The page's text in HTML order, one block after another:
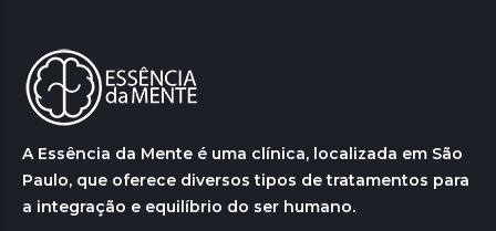
A Essência da Mente é uma clínica, localizada em São
Paulo, que oferece diversos tipos de tratamentos para
a integração e equilíbrio do ser humano.